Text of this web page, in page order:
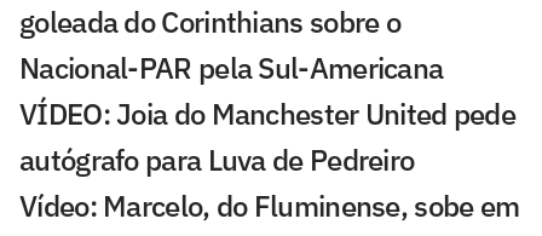
goleada do Corinthians sobre o
Nacional-PAR pela Sul-Americana
VÍDEO: Joia do Manchester United pede
autógrafo para Luva de Pedreiro
Vídeo: Marcelo, do Fluminense, sobe em